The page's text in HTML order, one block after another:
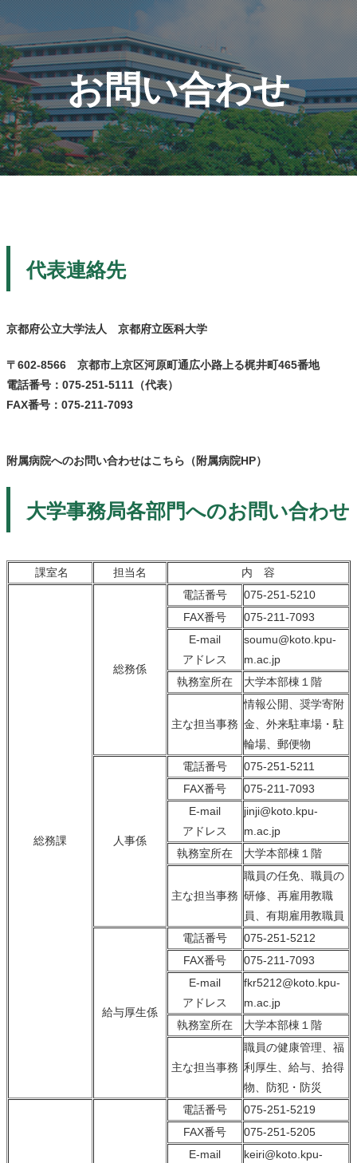
お問い合わせ
代表連絡先
京都府公立大学法人 京都府立医科大学
〒602-8566 京都市上京区河原町通広小路上る梶井町465番地
電話番号： 075-251-5111 （代表）
FAX番号： 075-211-7093
附属病院へのお問い合わせはこちら（附属病院HP）
大学事務局各部門へのお問い合わせ
課室名 担当名 内 容
総務課
総務係
電話番号
075-251-5210
FAX番号
075-211-7093
E-mail
アドレス
soumu@koto.kpu-
m.ac.jp
執務室所在
大学本部棟１階
主な担当事務
情報公開、奨学寄附
金、外来駐車場・駐
輪場、郵便物
人事係
電話番号
075-251-5211
FAX番号
075-211-7093
E-mail
アドレス
jinji@koto.kpu-
m.ac.jp
執務室所在
大学本部棟１階
主な担当事務
職員の任免、職員の
研修、再雇用教職
員、有期雇用教職員
給与厚生係
電話番号
075-251-5212
FAX番号
075-211-7093
E-mail
アドレス
fkr5212@koto.kpu-
m.ac.jp
執務室所在
大学本部棟１階
主な担当事務
職員の健康管理、福
利厚生、給与、拾得
物、防犯・防災
電話番号
075-251-5219
FAX番号
075-251-5205
E-mail
keiri@koto.kpu-